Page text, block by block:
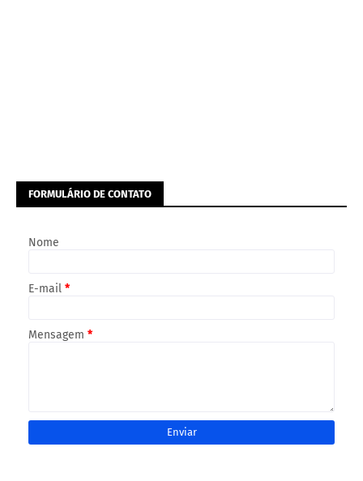
FORMULÁRIO DE CONTATO
Nome
E-mail *
Mensagem *